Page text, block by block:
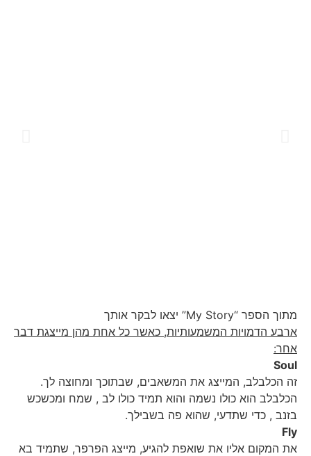
מתוך הספר “My Story” יצאו לבקר אותך
ארבע הדמויות המשמעותיות, כאשר כל אחת מהן מייצגת דבר
אחר:
Soul
זה הכלבלב, המייצג את המשאבים, שבתוכך ומחוצה לך.
הכלבלב הוא כולו נשמה והוא תמיד כולו לב , שמח ומכשכש
בזנב , כדי שתדעי, שהוא פה בשבילך.
Fly
את המקום אליו את שואפת להגיע, מייצג הפרפר, שתמיד בא